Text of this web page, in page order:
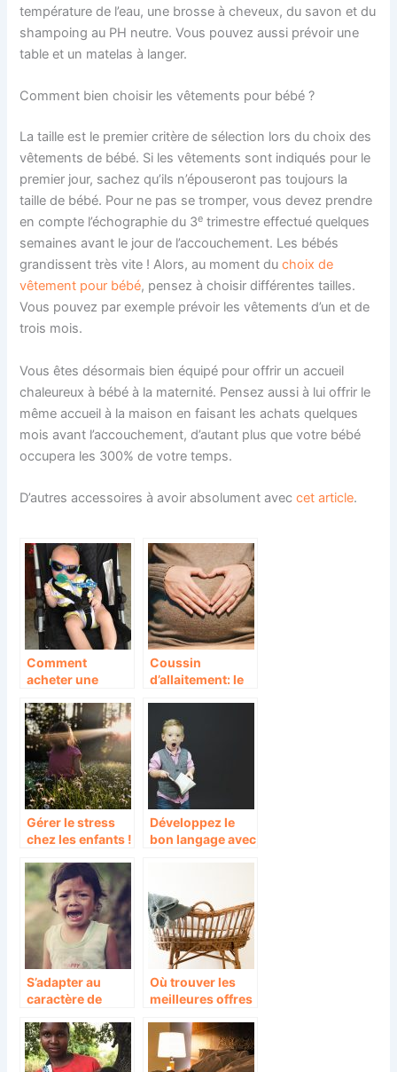
température de l’eau, une brosse à cheveux, du savon et du
shampoing au PH neutre. Vous pouvez aussi prévoir une
table et un matelas à langer.
Comment bien choisir les vêtements pour bébé ?
La taille est le premier critère de sélection lors du choix des
vêtements de bébé. Si les vêtements sont indiqués pour le
premier jour, sachez qu’ils n’épouseront pas toujours la
taille de bébé. Pour ne pas se tromper, vous devez prendre
en compte l’échographie du 3e trimestre effectué quelques
semaines avant le jour de l’accouchement. Les bébés
grandissent très vite ! Alors, au moment duchoix de
vêtement pour bébé, pensez à choisir différentes tailles.
Vous pouvez par exemple prévoir les vêtements d’un et de
trois mois.
Vous êtes désormais bien équipé pour offrir un accueil
chaleureux à bébé à la maternité. Pensez aussi à lui offrir le
même accueil à la maison en faisant les achats quelques
mois avant l’accouchement, d’autant plus que votre bébé
occupera les 300% de votre temps.
D’autres accessoires à avoir absolument aveccet article.
Comment
acheter une
bébé : Votre
poussette sur
nomaya
Coussin
d’allaitement: le
enceintes et
allaitantes
Gérer le stress
chez les enfants !
Développez le
bon langage avec
S’adapter au
caractère de
Où trouver les
meilleures offres